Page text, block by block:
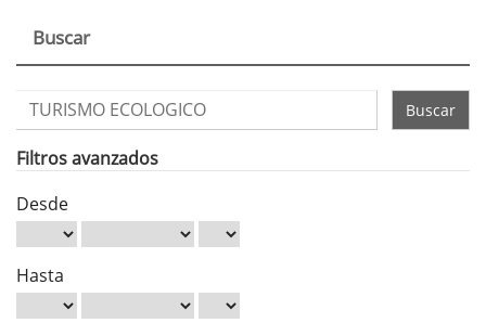
Buscar
Buscar
artículos
por
Filtros avanzados
Desde
Hasta